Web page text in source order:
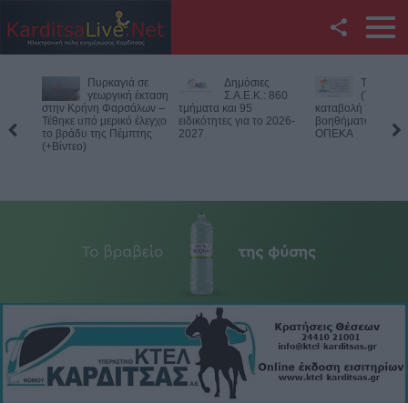
Twitter
YouTube
RSS
Επικοινωνία με το
Δημόσιες
Σ.Α.Ε.Κ.: 860
τμήματα και 95
ειδικότητες για το 2026-
2027
Την Παρασκευή
(7/8) η δεύτερη
καταβολή του
βοηθήματος του ΛΑΕ-
ΟΠΕΚΑ
Νεκρός
αγροτική περιοχή
Δομενίκου –
παθολογικό αίτιο